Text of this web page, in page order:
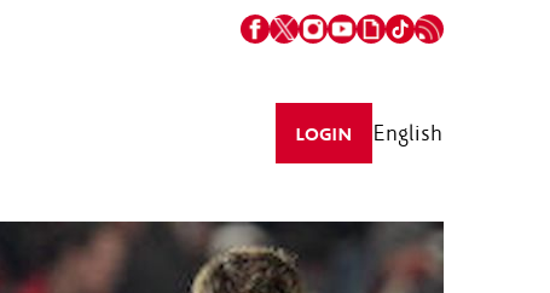
LOGIN English